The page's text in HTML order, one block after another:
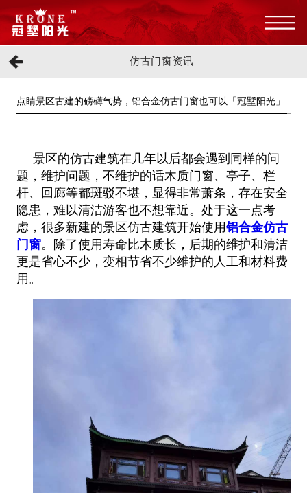
仿古门窗资讯
点睛景区古建的磅礴气势，铝合金仿古门窗也可以「冠墅阳光」
景区的仿古建筑在几年以后都会遇到同样的问
题，维护问题，不维护的话木质门窗、亭子、栏
杆、回廊等都斑驳不堪，显得非常萧条，存在安全
隐患，难以清洁游客也不想靠近。处于这一点考
虑，很多新建的景区仿古建筑开始使用铝合金仿古
门窗。除了使用寿命比木质长，后期的维护和清洁
更是省心不少，变相节省不少维护的人工和材料费
用。